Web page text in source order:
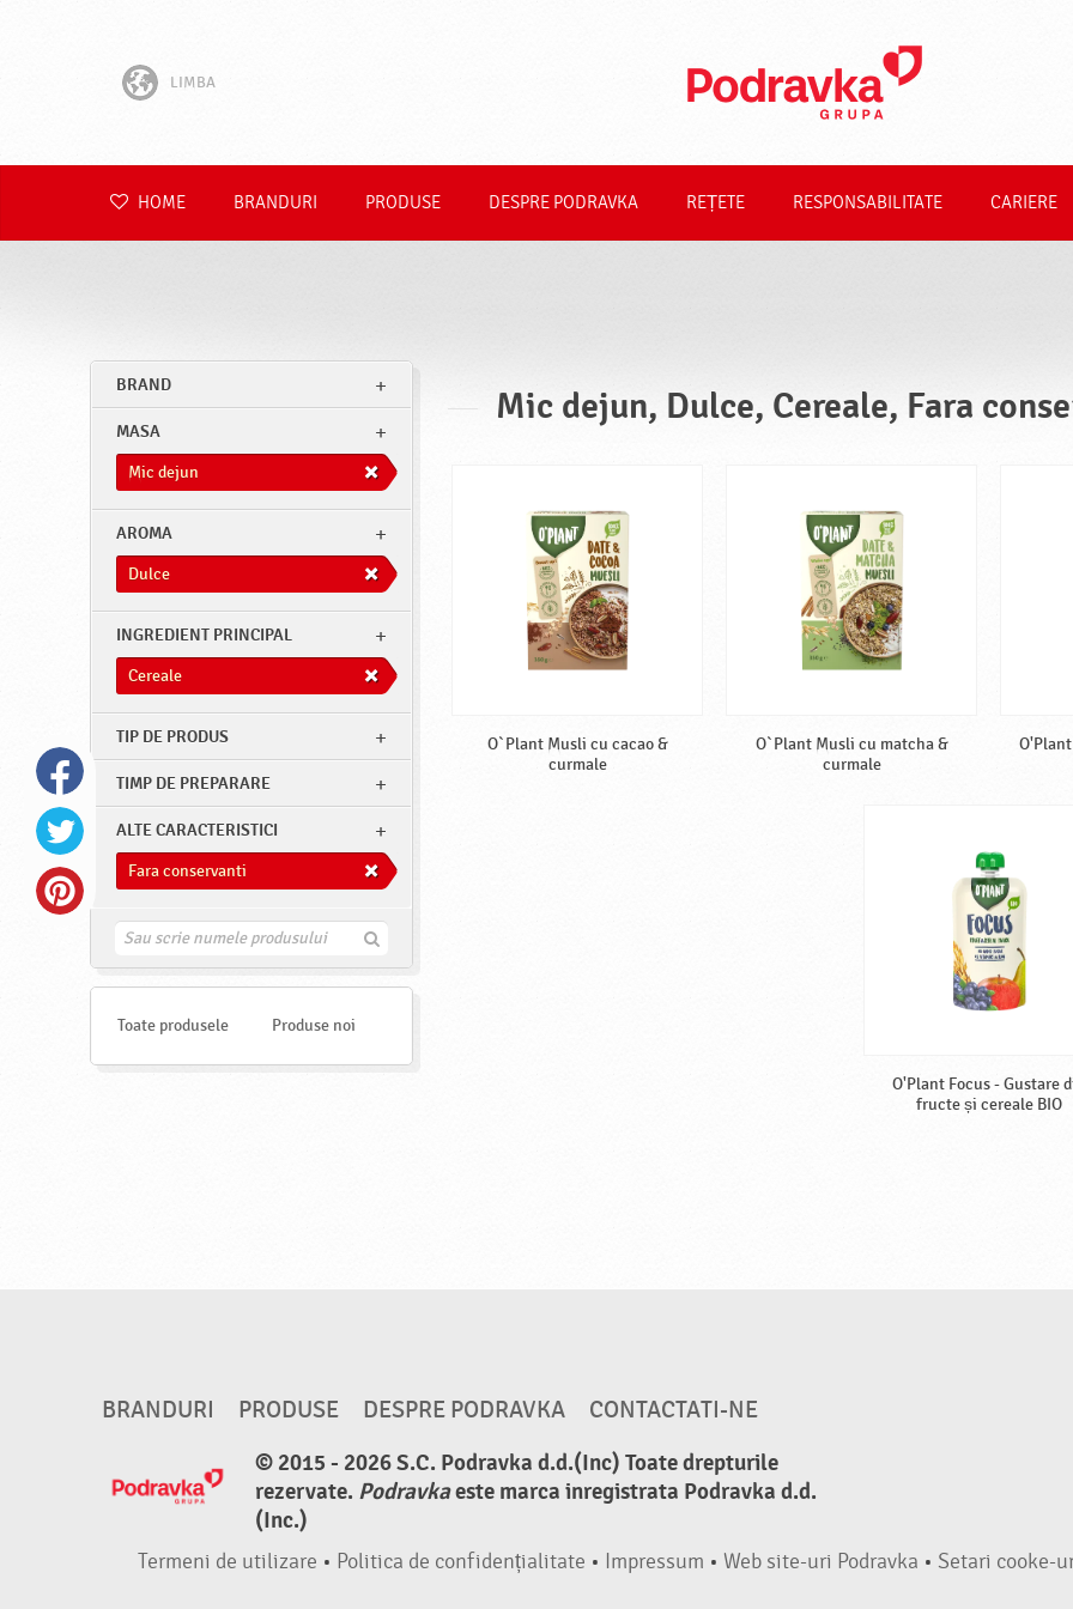
LIMBA
Hrvatski
Polski
Deutsch
HOME BRANDURI PRODUSE DESPRE PODRAVKA REȚETE RESPONSABILITATE CARIERE
BRAND
MASA
Mic dejun
AROMA
Dulce
INGREDIENT PRINCIPAL
Cereale
TIP DE PRODUS
TIMP DE PREPARARE
ALTE CARACTERISTICI
Fara conservanti
G
e
Toate produsele Produse noi
Mic dejun, Dulce, Cereale, Fara
O`Plant Musli cu cacao &
curmale
O`Plant Musli cu matcha &
curmale
O'Plant Focus - Gustare
fructe și cereale BIO
BRANDURI PRODUSE DESPRE PODRAVKA
CONTACTATI-NE
© 2015 - 2026 S.C. Podravka d.d.(Inc) Toate drepturile
rezervate. Podravkaeste marca inregistrata Podravka d.d.
(Inc.)
Termeni de utilizare • Politica de confidențialitate • Impressum • Web site-uri Podravka • Setari cooke-